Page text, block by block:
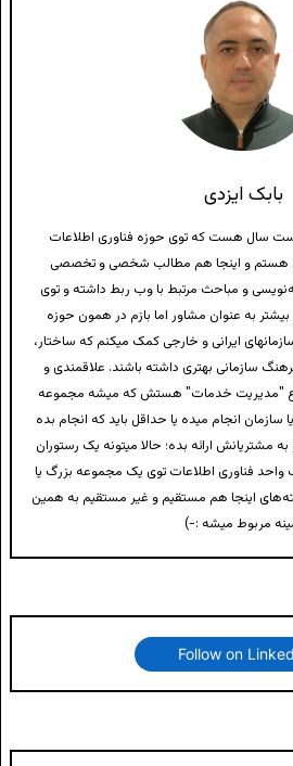
بابک ایزدی
سال هست که توی حوزه فناوری اطلاعات
هستم و اینجا هم مطالب شخصی و تخصصی
و مباحث مرتبط با وب ربط داشته و توی
به عنوان مشاور اما بازم در همون حوزه
ایرانی و خارجی کمک میکنم که ساختار،
سازمانی بهتری داشته باشند. علاقمندی و
"مدیریت خدمات" هستش که میشه مجموعه
سازمان انجام میده یا حداقل باید که انجام بده
مشتریانش ارائه بده؛ حالا میتونه یک رستوران
فناوری اطلاعات توی یک مجموعه بزرگ یا
اینجا هم مستقیم و غیر مستقیم به همین
مربوط میشه :-)
Follow on